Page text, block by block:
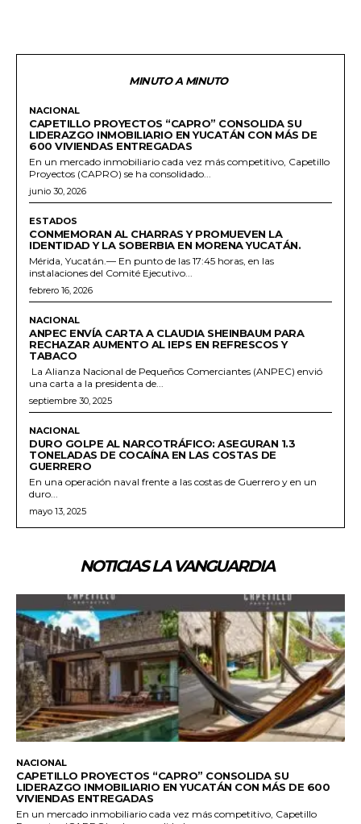
MINUTO A MINUTO
NACIONAL
CAPETILLO PROYECTOS “CAPRO” CONSOLIDA SU
LIDERAZGO INMOBILIARIO EN YUCATÁN CON MÁS DE
600 VIVIENDAS ENTREGADAS
En un mercado inmobiliario cada vez más competitivo, Capetillo
Proyectos (CAPRO) se ha consolidado...
junio 30, 2026
ESTADOS
CONMEMORAN AL CHARRAS Y PROMUEVEN LA
IDENTIDAD Y LA SOBERBIA EN MORENA YUCATÁN.
Mérida, Yucatán.— En punto de las 17:45 horas, en las
instalaciones del Comité Ejecutivo...
febrero 16, 2026
NACIONAL
ANPEC ENVÍA CARTA A CLAUDIA SHEINBAUM PARA
RECHAZAR AUMENTO AL IEPS EN REFRESCOS Y
TABACO
La Alianza Nacional de Pequeños Comerciantes (ANPEC) envió
una carta a la presidenta de...
septiembre 30, 2025
NACIONAL
DURO GOLPE AL NARCOTRÁFICO: ASEGURAN 1.3
TONELADAS DE COCAÍNA EN LAS COSTAS DE
GUERRERO
En una operación naval frente a las costas de Guerrero y en un
duro...
mayo 13, 2025
NOTICIAS LA VANGUARDIA
NACIONAL
CAPETILLO PROYECTOS “CAPRO” CONSOLIDA SU
LIDERAZGO INMOBILIARIO EN YUCATÁN CON MÁS DE 600
VIVIENDAS ENTREGADAS
En un mercado inmobiliario cada vez más competitivo, Capetillo